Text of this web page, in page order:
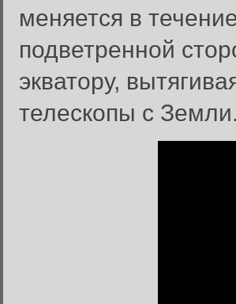
меняется в
подветренной
экватору,
телескопы с Земли.